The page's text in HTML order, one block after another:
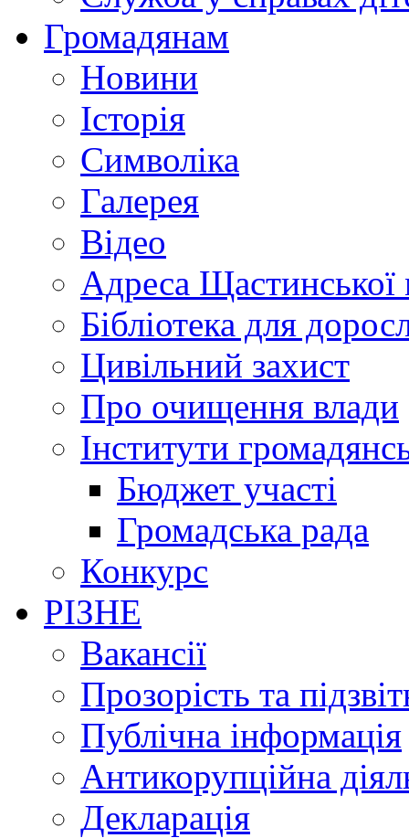
Громадянам
Новини
Історія
Символіка
Галерея
Відео
Адреса Щастинської
Бібліотека для
Цивільний захист
Про очищення влади
Інститути
Бюджет участі
Громадська рада
Конкурс
РІЗНЕ
Вакансії
Прозорість та
Публічна інформація
Антикорупційна
Декларація